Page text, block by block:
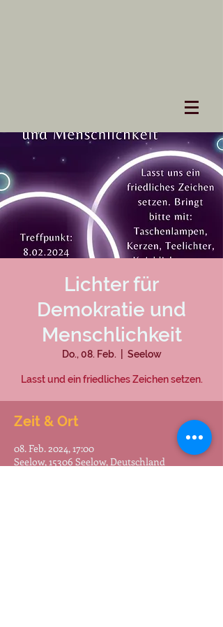
Lichter für
Demokratie und
Menschlichkeit
Do., 08. Feb. Seelow
Lasst und ein friedliches Zeichen setzen.
Zeit & Ort
08. Feb. 2024, 17:00
Seelow, 15306 Seelow, Deutschland